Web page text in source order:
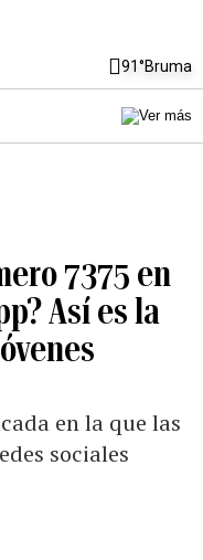
91°Bruma
7375 en
Así es la
en la que las
sociales